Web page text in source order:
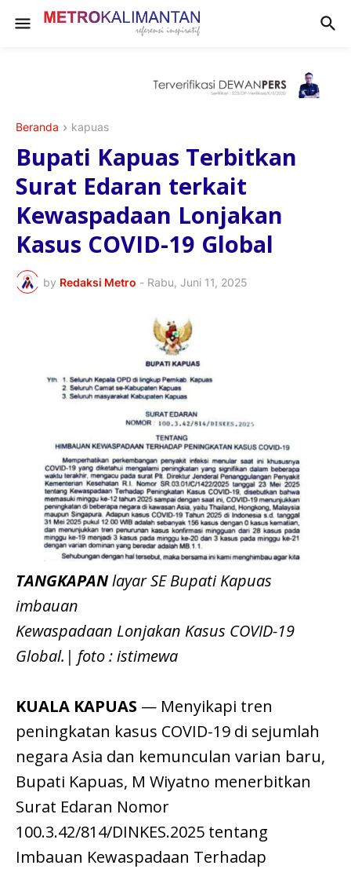
Beranda kapuas
Bupati Kapuas Terbitkan
Surat Edaran terkait
Kewaspadaan Lonjakan
Kasus COVID-19 Global
by Redaksi Metro - Rabu, Juni 11, 2025
TANGKAPANlayar SE Bupati Kapuas
imbauan
Kewaspadaan Lonjakan Kasus COVID-19
Global.| foto : istimewa
KUALA KAPUAS — Menyikapi tren
peningkatan kasus COVID-19 di sejumlah
negara Asia dan kemunculan varian baru,
Bupati Kapuas, M Wiyatno menerbitkan
Surat Edaran Nomor
100.3.42/814/DINKES.2025 tentang
Imbauan Kewaspadaan Terhadap